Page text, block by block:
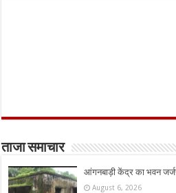
ताजा समाचार
आंगनबाड़ी केंद्र का भवन
August 6, 2026